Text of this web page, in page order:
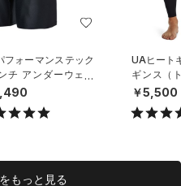
フォーマンステック
チ アンダーウェア
セット）（トレーニ
UAヒート
ギンス（
EN）
￥5,500
もっと見る